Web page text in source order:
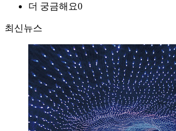
더 궁금해요0
최신뉴스